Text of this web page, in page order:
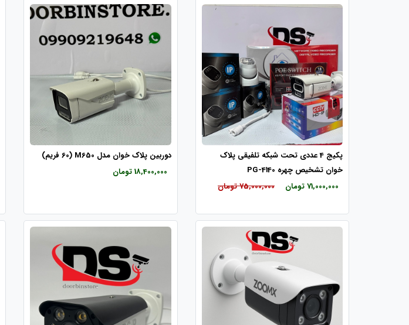
پکیج 4 عددی تحت شبکه تلفیقی پلاک
خوان تشخیص چهره PG-4140
71,000,000 تومان
75,000,000 تومان
دوربین پلاک خوان مدل M650 (60 فریم)
18,400,000 تومان